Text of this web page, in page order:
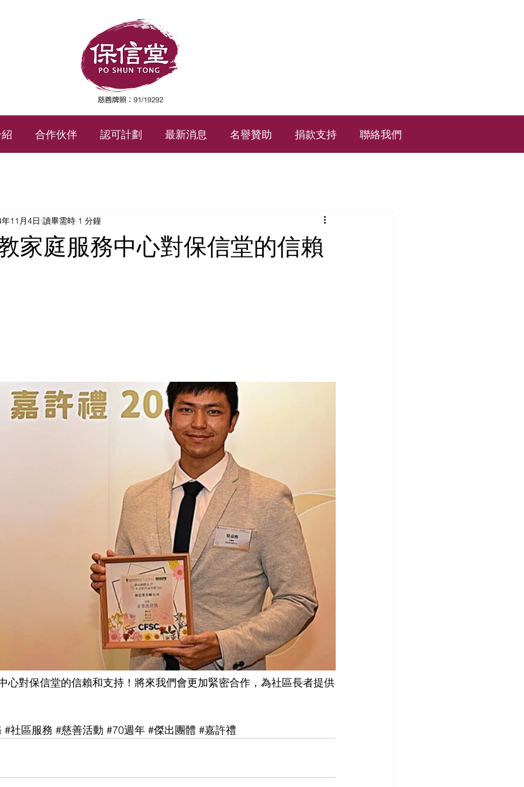
合作伙伴 認可計劃 最新消息 名譽贊助 捐款支持 聯絡我們
家庭服務中心對保信堂的信賴
11月4日 讀畢需時 1 分鐘
心對保信堂的信賴和支持！將來我們會更加緊密合作，為社區長者提供
#社區服務 #慈善活動 #70週年 #傑出團體 #嘉許禮